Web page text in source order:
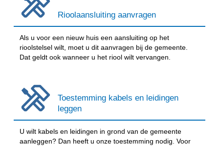
Rioolaansluiting aanvragen
Als u voor een nieuw huis een aansluiting op het
rioolstelsel wilt, moet u dit aanvragen bij de gemeente.
Dat geldt ook wanneer u het riool wilt vervangen.
Toestemming kabels en leidingen
leggen
U wilt kabels en leidingen in grond van de gemeente
aanleggen? Dan heeft u onze toestemming nodig. Voor